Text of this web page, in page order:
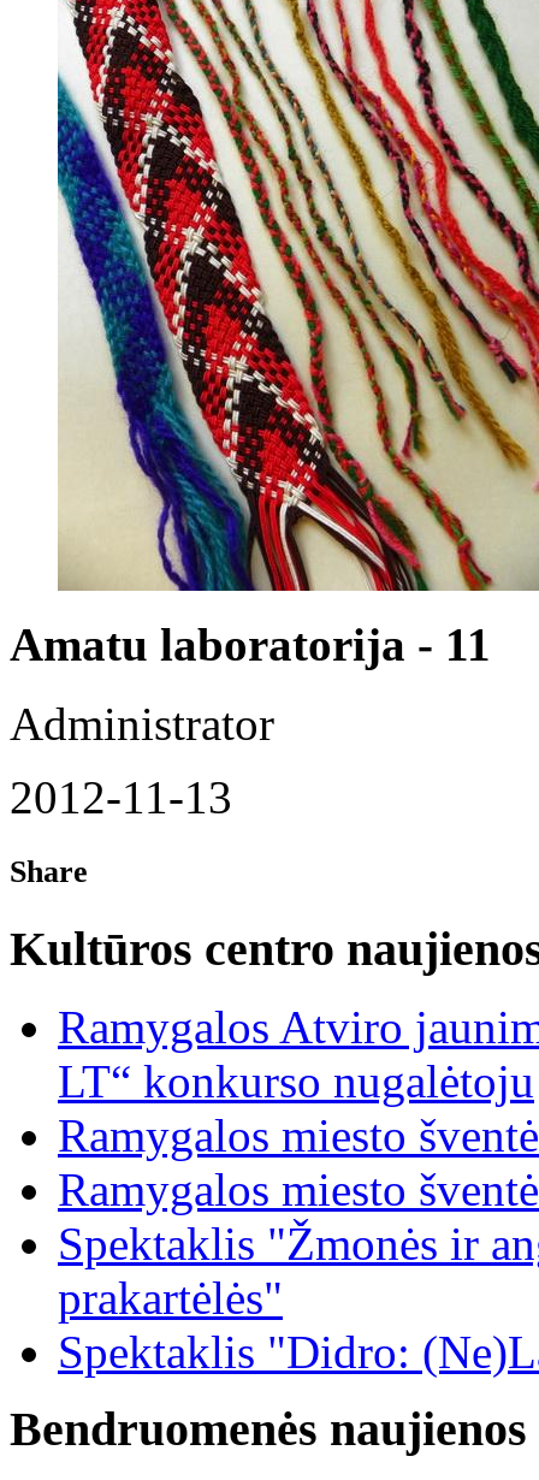
Amatu laboratorija - 11
Administrator
2012-11-13
Share
Kultūros centro
Ramygalos Atviro
LT“ konkurso nugalėtoju
Ramygalos miesto šventė
Ramygalos miesto šventė
Spektaklis "Žmonės ir
prakartėlės"
Spektaklis "Didro:
Bendruomenės naujienos